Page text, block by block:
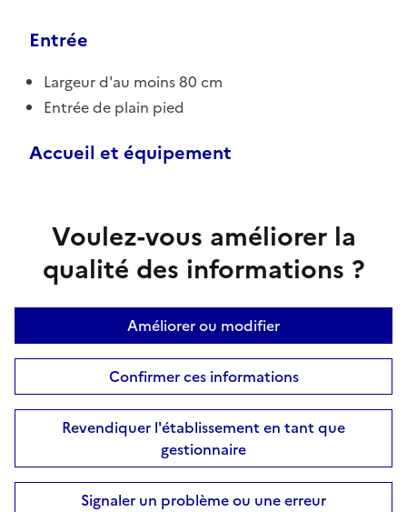
Entrée
Largeur d'au moins 80 cm
Entrée de plain pied
Accueil et équipement
Voulez-vous améliorer la
qualité des informations ?
Améliorer ou modifier
Confirmer ces informations
Revendiquer l'établissement en tant que
gestionnaire
Signaler un problème ou une erreur